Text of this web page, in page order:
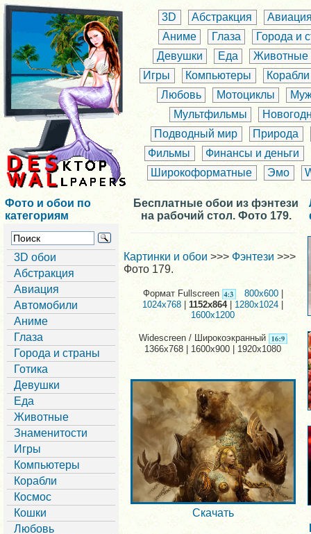
3D Абстракция
Аниме
Глаза
Города и
Девушки
Еда
Животные
Игры
Компьютеры
Корабли
Любовь
Мотоциклы
Мультфильмы
Подводный мир
Природа
Фильмы
Финансы и деньги
Широкоформатные
Эмо
Фото и обои по
категориям
3D обои
Абстракция
Авиация
Автомобили
Аниме
Глаза
Города и страны
Готика
Девушки
Еда
Животные
Знаменитости
Игры
Компьютеры
Корабли
Космос
Кошки
Любовь
Бесплатные обои из фэнтези
на рабочий стол. Фото 179.
Картинки и обои >>> Фэнтези >>>
Фото 179.
Формат Fullscreen 800x600
1024x768 |1152x864|1280x1024
1600x1200
Widescreen / Широкоэкранный
1366x768 | 1600x900 | 1920x1080
Скачать